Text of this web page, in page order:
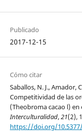
Publicado
2017-12-15
Cómo citar
Saballos, N. J., Amador,
Competitividad de las
(Theobroma cacao l)
Interculturalidad,21(2),
https://doi.org/